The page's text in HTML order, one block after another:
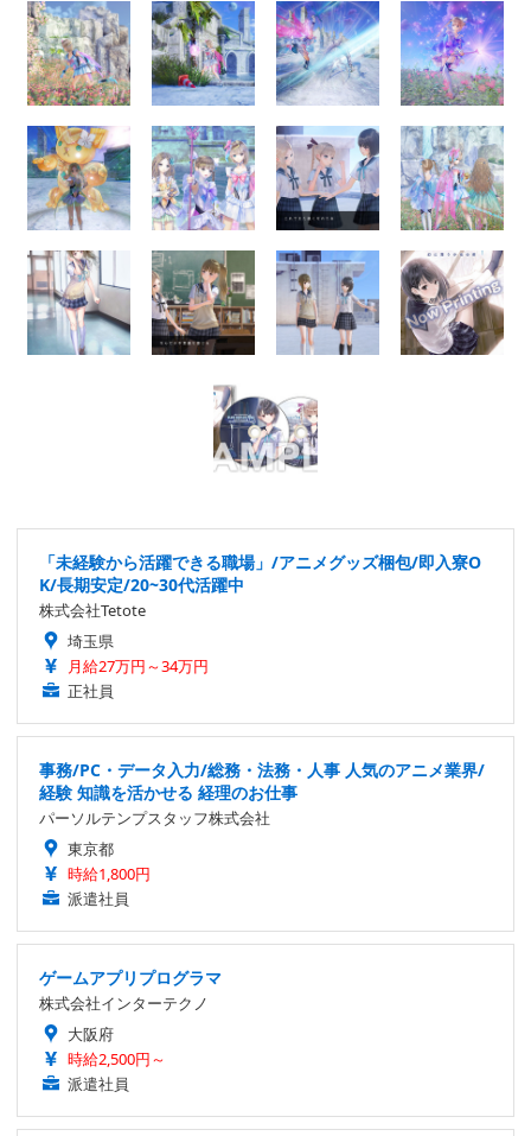
「未経験から活躍できる職場」/アニメグッズ梱包/即入寮O
K/長期安定/20~30代活躍中
株式会社Tetote
埼玉県
月給27万円～34万円
正社員
事務/PC・データ入力/総務・法務・人事 人気のアニメ業界/
経験 知識を活かせる 経理のお仕事
パーソルテンプスタッフ株式会社
東京都
時給1,800円
派遣社員
ゲームアプリプログラマ
株式会社インターテクノ
大阪府
時給2,500円～
派遣社員